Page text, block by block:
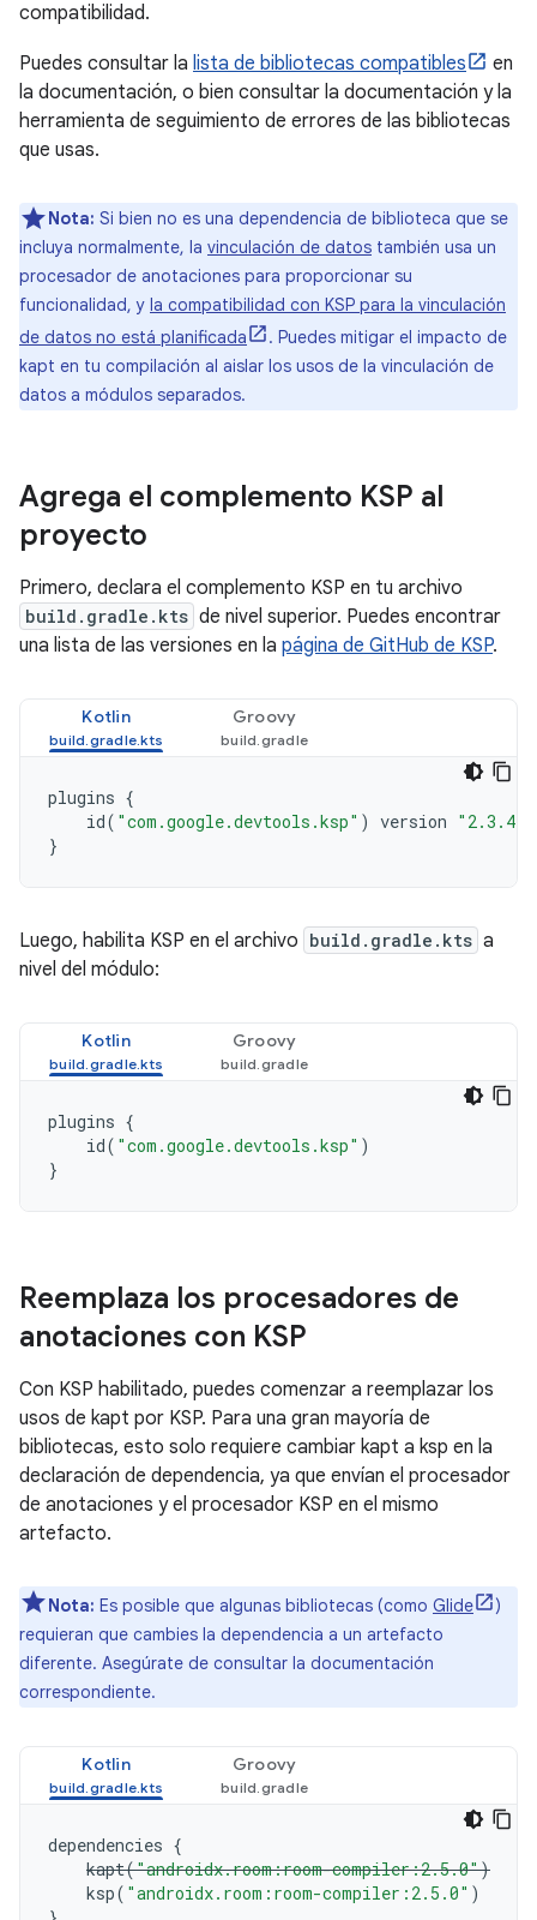
compatibilidad.
Puedes consultar la lista de bibliotecas compatibles
en
la documentación, o bien consultar la documentación y la
herramienta de seguimiento de errores de las bibliotecas
que usas.
Nota: Si bien no es una dependencia de biblioteca que se
incluya normalmente, la vinculación de datos también usa un
procesador de anotaciones para proporcionar su
funcionalidad, y la compatibilidad con KSP para la vinculación
de datos no está planificada
. Puedes mitigar el impacto de
kapt en tu compilación al aislar los usos de la vinculación de
datos a módulos separados.
Agrega el complemento KSP al
proyecto
Primero, declara el complemento KSP en tu archivo
build.gradle.kts de nivel superior. Puedes encontrar
una lista de las versiones en la página de GitHub de KSP.
Kotlin Groovy
plugins {
id( "com.google.devtools.ksp" ) version "2.3.4"
}
Luego, habilita KSP en el archivo build.gradle.kts a
nivel del módulo:
Kotlin Groovy
plugins {
id( "com.google.devtools.ksp" )
}
Reemplaza los procesadores de
anotaciones con KSP
Con KSP habilitado, puedes comenzar a reemplazar los
usos de kapt por KSP. Para una gran mayoría de
bibliotecas, esto solo requiere cambiar kapt a ksp en la
declaración de dependencia, ya que envían el procesador
de anotaciones y el procesador KSP en el mismo
artefacto.
Nota: Es posible que algunas bibliotecas (como Glide
)
requieran que cambies la dependencia a un artefacto
diferente. Asegúrate de consultar la documentación
correspondiente.
Kotlin Groovy
dependencies {
kapt("androidx.room:room-compiler:2.5.0")
ksp( "androidx.room:room-compiler:2.5.0" )